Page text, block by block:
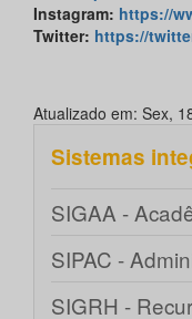
Instagram: https://
Twitter: https://
Atualizado em: Sex,
Sistemas
SIGAA -
SIPAC -
SIGRH -